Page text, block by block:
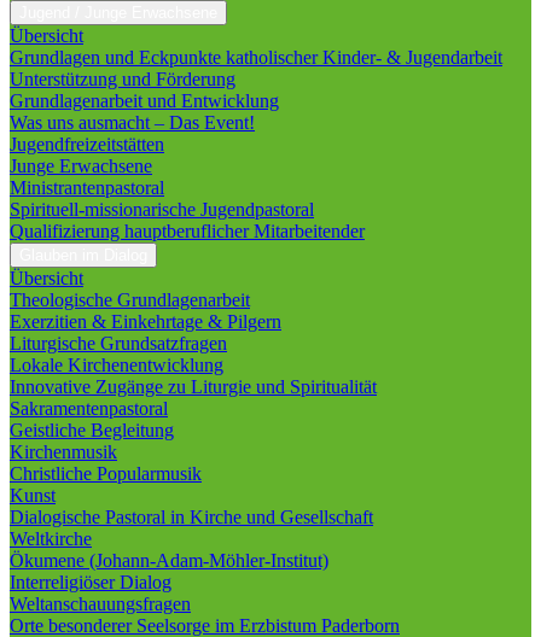
Übersicht
Grundlagen und Eckpunkte katholischer Kinder- & Jugendarbeit
Unterstützung und Förderung
Grundlagenarbeit und Entwicklung
Was uns ausmacht – Das Event!
Jugendfreizeitstätten
Junge Erwachsene
Ministrantenpastoral
Spirituell-missionarische Jugendpastoral
Qualifizierung hauptberuflicher Mitarbeitender
Übersicht
Theologische Grundlagenarbeit
Exerzitien & Einkehrtage & Pilgern
Liturgische Grundsatzfragen
Lokale Kirchenentwicklung
Innovative Zugänge zu Liturgie und Spiritualität
Sakramentenpastoral
Geistliche Begleitung
Kirchenmusik
Christliche Popularmusik
Kunst
Dialogische Pastoral in Kirche und Gesellschaft
Weltkirche
Ökumene (Johann-Adam-Möhler-Institut)
Interreligiöser Dialog
Weltanschauungsfragen
Orte besonderer Seelsorge im Erzbistum Paderborn